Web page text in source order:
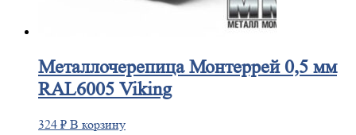
МеталлочерепицаМонтеррей 0,5 мм
RAL6005 Viking
324 ₽ В корзину